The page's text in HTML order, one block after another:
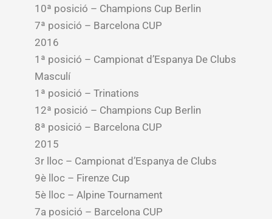
10ª posició – Champions Cup Berlin
7ª posició – Barcelona CUP
2016
1ª posició – Campionat d’Espanya De Clubs
Masculí
1ª posició – Trinations
12ª posició – Champions Cup Berlin
8ª posició – Barcelona CUP
2015
3r lloc – Campionat d’Espanya de Clubs
9è lloc – Firenze Cup
5è lloc – Alpine Tournament
7a posició – Barcelona CUP